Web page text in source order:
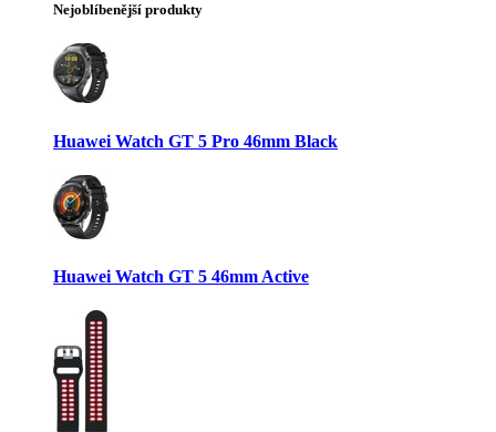
Nejoblíbenější produkty
Huawei Watch GT 5 Pro 46mm Black
Huawei Watch GT 5 46mm Active